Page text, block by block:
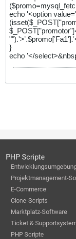
echo '<option
}
echo '</
PHP Scripte
Projektmanagement-
E-Commerce
Clone-Scripts
Marktplatz-Software
Ticket &
PHP Scripte